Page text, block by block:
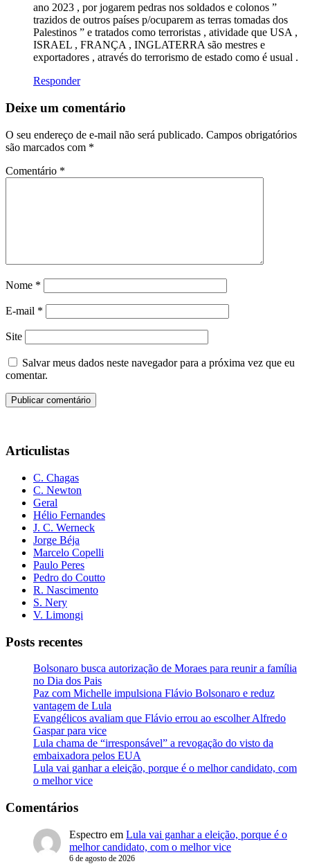
ano 2023 , por jogarem pedras nos soldados e colonos ”
trazidos de outros países p/ocuparem as terras tomadas dos
Palestinos ” e tratados como terroristas , atividade que USA ,
ISRAEL , FRANÇA , INGLATERRA são mestres e
exportadores , através do terrorismo de estado como é usual .
Responder
Deixe um comentário
O seu endereço de e-mail não será publicado. Campos obrigatórios
são marcados com *
Comentário *
Nome *
E-mail *
Site
Salvar meus dados neste navegador para a próxima vez que eu
comentar.
Articulistas
C. Chagas
C. Newton
Geral
Hélio Fernandes
J. C. Werneck
Jorge Béja
Marcelo Copelli
Paulo Peres
Pedro do Coutto
R. Nascimento
S. Nery
V. Limongi
Posts recentes
Bolsonaro busca autorização de Moraes para reunir a família
no Dia dos Pais
Paz com Michelle impulsiona Flávio Bolsonaro e reduz
vantagem de Lula
Evangélicos avaliam que Flávio errou ao escolher Alfredo
Gaspar para vice
Lula chama de “irresponsável” a revogação do visto da
embaixadora pelos EUA
Lula vai ganhar a eleição, porque é o melhor candidato, com
o melhor vice
Comentários
Espectro em Lula vai ganhar a eleição, porque é o
melhor candidato, com o melhor vice
6 de agosto de 2026